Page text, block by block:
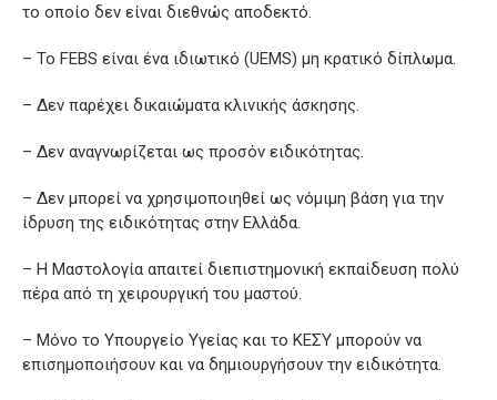
το οποίο δεν είναι διεθνώς αποδεκτό.
– Το FEBS είναι ένα ιδιωτικό (UEMS) μη κρατικό δίπλωμα.
– Δεν παρέχει δικαιώματα κλινικής άσκησης.
– Δεν αναγνωρίζεται ως προσόν ειδικότητας.
– Δεν μπορεί να χρησιμοποιηθεί ως νόμιμη βάση για την
ίδρυση της ειδικότητας στην Ελλάδα.
– Η Μαστολογία απαιτεί διεπιστημονική εκπαίδευση πολύ
πέρα από τη χειρουργική του μαστού.
– Μόνο το Υπουργείο Υγείας και το ΚΕΣΥ μπορούν να
επισημοποιήσουν και να δημιουργήσουν την ειδικότητα.